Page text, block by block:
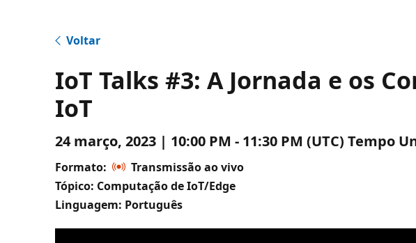
Voltar
IoT Talks #3: A Jornada e os
IoT
24 março, 2023 | 10:00 PM - 11:30 PM (UTC) Tempo
Formato:
Transmissão ao vivo
Tópico: Computação de IoT/Edge
Linguagem: Português